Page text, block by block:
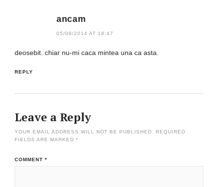
ancam
05/09/2014 AT 18:47
deosebit. chiar nu-mi caca mintea una ca asta.
REPLY
Leave a Reply
YOUR EMAIL ADDRESS WILL NOT BE PUBLISHED.
REQUIRED
FIELDS ARE MARKED *
COMMENT *